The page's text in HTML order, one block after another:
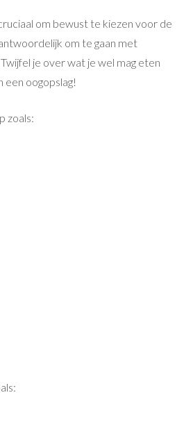
om bewust te kiezen voor de
om te gaan met
je over wat je wel mag eten
een oogopslag!
zoals: